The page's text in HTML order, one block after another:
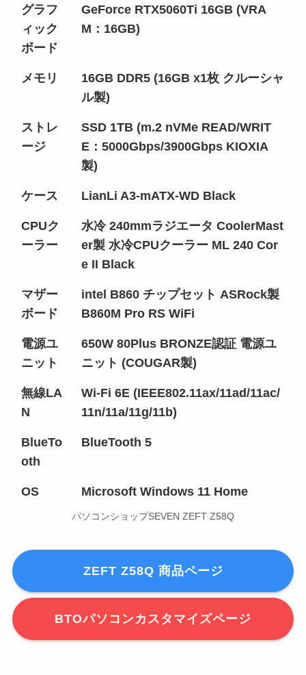
グラフ
ィック
ボード
GeForce RTX5060Ti 16GB (VRA
M：16GB)
メモリ
16GB DDR5 (16GB x1枚 クルーシャ
ル製)
ストレ
ージ
SSD 1TB (m.2 nVMe READ/WRIT
E：5000Gbps/3900Gbps KIOXIA
製)
ケース LianLi A3-mATX-WD Black
CPUク
ーラー
水冷 240mmラジエータ CoolerMast
er製 水冷CPUクーラー ML 240 Cor
e II Black
マザー
ボード
intel B860 チップセット ASRock製
B860M Pro RS WiFi
電源ユ
ニット
650W 80Plus BRONZE認証 電源ユ
ニット (COUGAR製)
無線LA
N
Wi-Fi 6E (IEEE802.11ax/11ad/11ac/
11n/11a/11g/11b)
BlueTo
oth
BlueTooth 5
OS Microsoft Windows 11 Home
パソコンショップSEVEN ZEFT Z58Q
ZEFT Z58Q 商品ページ
BTOパソコンカスタマイズページ